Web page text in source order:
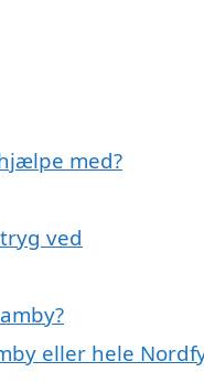
med?
ved
eller hele